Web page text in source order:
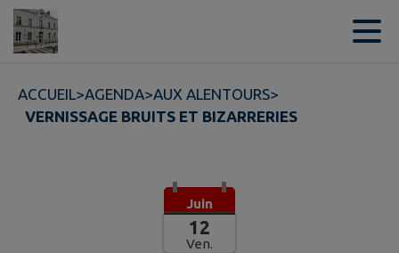
Contenu
ACCUEIL>AGENDA>AUX ALENTOURS>
VERNISSAGE BRUITS ET BIZARRERIES
Juin
12
Ven.